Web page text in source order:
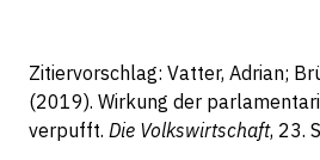
Zitiervorschlag: Vatter, Adrian;
(2019). Wirkung der
verpufft. Die Volkswirtschaft, 23.